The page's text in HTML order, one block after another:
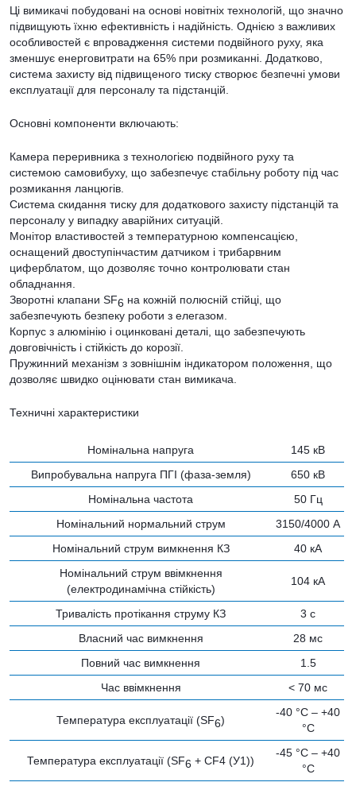
Ці вимикачі побудовані на основі новітніх технологій, що значно
підвищують їхню ефективність і надійність. Однією з важливих
особливостей є впровадження системи подвійного руху, яка
зменшує енерговитрати на 65% при розмиканні. Додатково,
система захисту від підвищеного тиску створює безпечні умови
експлуатації для персоналу та підстанцій.
Основні компоненти включають:
Камера переривника з технологією подвійного руху та
системою самовибуху, що забезпечує стабільну роботу під час
розмикання ланцюгів.
Система скидання тиску для додаткового захисту підстанцій та
персоналу у випадку аварійних ситуацій.
Монітор властивостей з температурною компенсацією,
оснащений двоступінчастим датчиком і трибарвним
циферблатом, що дозволяє точно контролювати стан
обладнання.
Зворотні клапани SF6 на кожній полюсній стійці, що
забезпечують безпеку роботи з елегазом.
Корпус з алюмінію і оцинковані деталі, що забезпечують
довговічність і стійкість до корозії.
Пружинний механізм з зовнішнім індикатором положення, що
дозволяє швидко оцінювати стан вимикача.
Техничні характеристики
Номінальна напруга
145 кВ
Випробувальна напруга ПГІ (фаза-земля)
650 кВ
Номінальна частота
50 Гц
Номінальний нормальний струм
3150/4000 А
Номінальний струм вимкнення КЗ
40 кА
Номінальний струм ввімкнення
(електродинамічна стійкість)
104 кА
Тривалість протікання струму КЗ
3 с
Власний час вимкнення
28 мс
Повний час вимкнення
1.5
Час ввімкнення
< 70 мс
Температура експлуатації (SF6)
-40 °C – +40
°C
Температура експлуатації (SF6 + CF4 (У1))
-45 °C – +40
°C